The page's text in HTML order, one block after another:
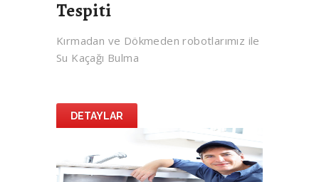
Tespiti
Kırmadan ve Dökmeden robotlarımız ile
Su Kaçağı Bulma
DETAYLAR